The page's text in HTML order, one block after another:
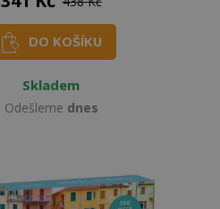
DO KOŠÍKU
Skladem
Odešleme dnes